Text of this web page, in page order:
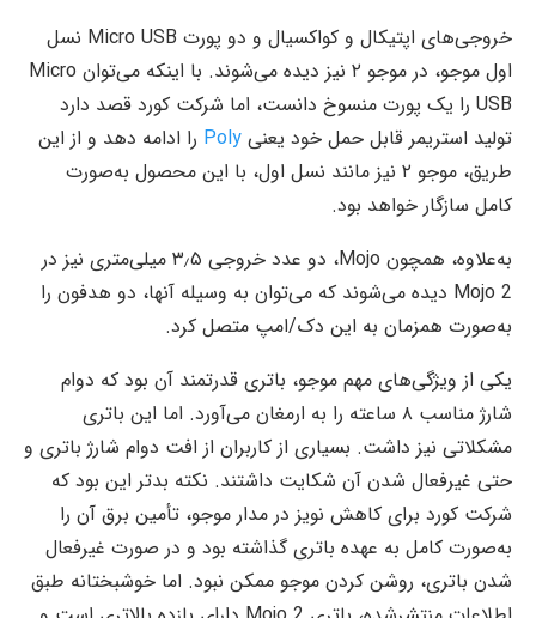
خروجی‌های اپتیکال و کواکسیال و دو پورت Micro USB نسل
اول موجو، در موجو ۲ نیز دیده می‌شوند. با اینکه می‌توان Micro
USB را یک پورت منسوخ دانست، اما شرکت کورد قصد دارد
تولید استریمر قابل حمل خود یعنی Poly را ادامه دهد و از این
طریق، موجو ۲ نیز مانند نسل اول، با این محصول به‌صورت
کامل سازگار خواهد بود.
به‌علاوه، همچون Mojo، دو عدد خروجی ۳٫۵ میلی‌متری نیز در
Mojo 2 دیده می‌شوند که می‌توان به وسیله آنها، دو هدفون را
به‌صورت همزمان به این دک/امپ متصل کرد.
یکی از ویژگی‌های مهم موجو، باتری قدرتمند آن بود که دوام
شارژ مناسب ۸ ساعته را به ارمغان می‌آورد. اما این باتری
مشکلاتی نیز داشت. بسیاری از کاربران از افت دوام شارژ باتری و
حتی غیرفعال شدن آن شکایت داشتند. نکته بدتر این بود که
شرکت کورد برای کاهش نویز در مدار موجو، تأمین برق آن را
به‌صورت کامل به عهده باتری گذاشته بود و در صورت غیرفعال
شدن باتری، روشن کردن موجو ممکن نبود. اما خوشبختانه طبق